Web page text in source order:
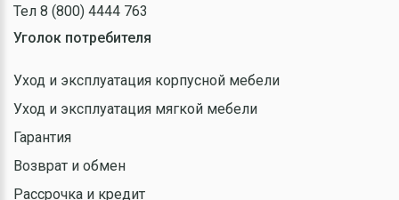
Тел 8 (800) 4444 763
Уголок потребителя
Уход и эксплуатация корпусной мебели
Уход и эксплуатация мягкой мебели
Гарантия
Возврат и обмен
Рассрочка и кредит